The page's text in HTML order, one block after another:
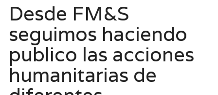
Desde FM&S
seguimos haciendo
publico las acciones
humanitarias de